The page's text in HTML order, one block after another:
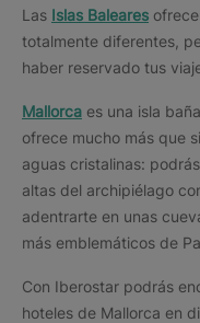
Las Islas Baleares
totalmente diferentes,
haber reservado tus
Mallorca es una isla
ofrece mucho más que
aguas cristalinas:
altas del archipiélago
adentrarte en unas
más emblemáticos de
Con Iberostar podrás
hoteles de Mallorca en